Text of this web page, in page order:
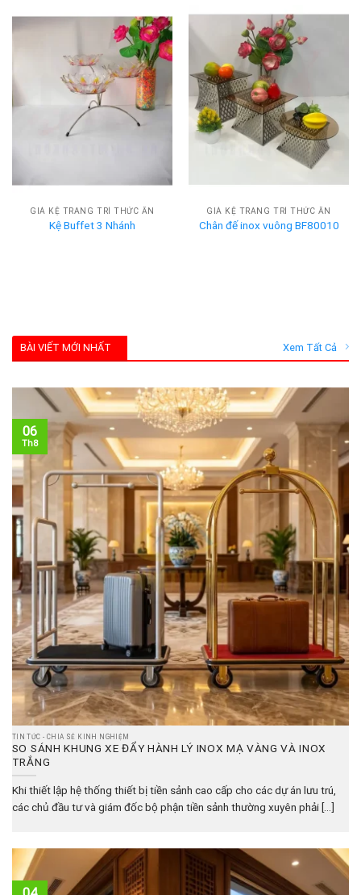
GIÁ KỆ TRANG TRÍ THỨC ĂN
Kệ Buffet 3 Nhánh
GIÁ KỆ TRANG TRÍ THỨC ĂN
Chân đế inox vuông BF80010
BÀI VIẾT MỚI NHẤT Xem Tất Cả
TIN TỨC - CHIA SẺ KINH NGHIỆM
SO SÁNH KHUNG XE ĐẨY HÀNH LÝ INOX MẠ VÀNG VÀ INOX
TRẮNG
Khi thiết lập hệ thống thiết bị tiền sảnh cao cấp cho các dự án lưu trú,
các chủ đầu tư và giám đốc bộ phận tiền sảnh thường xuyên phải [...]
06
Th8